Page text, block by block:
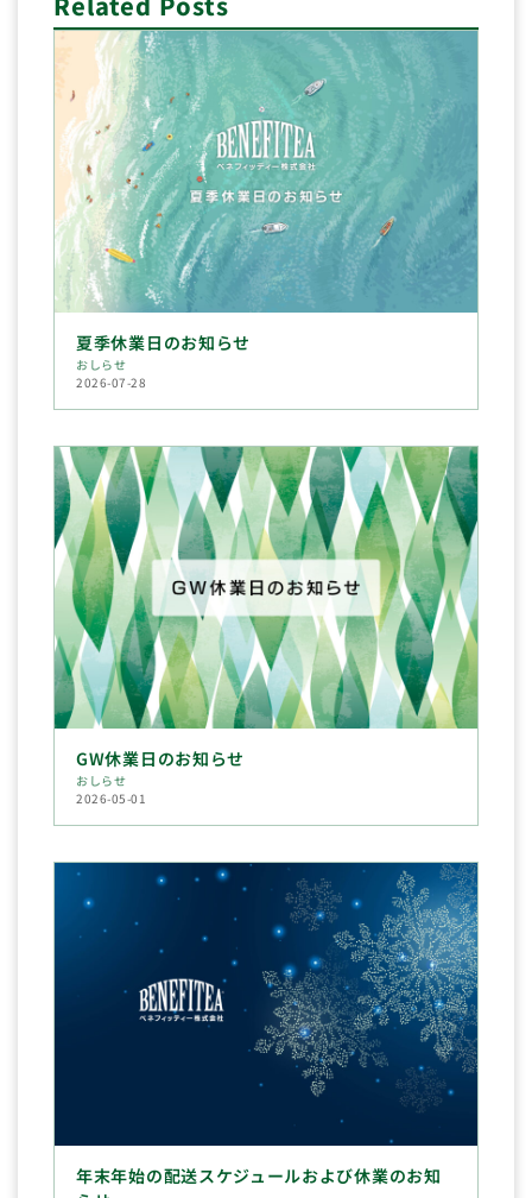
夏季休業日のお知らせ
おしらせ
2026-07-28
GW休業日のお知らせ
おしらせ
2026-05-01
年末年始の配送スケジュールおよび休業のお知